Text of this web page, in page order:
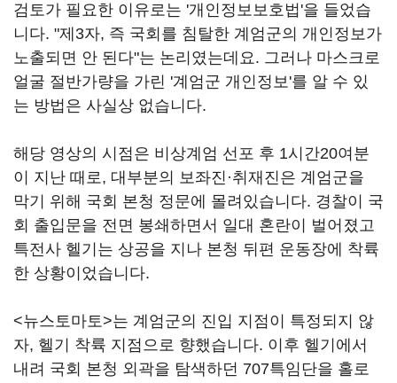
검토가 필요한 이유로는 '개인정보보호법'을 들었습
니다. "제3자, 즉 국회를 침탈한 계엄군의 개인정보가
노출되면 안 된다"는 논리였는데요. 그러나 마스크로
얼굴 절반가량을 가린 '계엄군 개인정보'를 알 수 있
는 방법은 사실상 없습니다.
해당 영상의 시점은 비상계엄 선포 후 1시간20여분
이 지난 때로, 대부분의 보좌진·취재진은 계엄군을
막기 위해 국회 본청 정문에 몰려있습니다. 경찰이 국
회 출입문을 전면 봉쇄하면서 일대 혼란이 벌어졌고
특전사 헬기는 상공을 지나 본청 뒤편 운동장에 착륙
한 상황이었습니다.
<뉴스토마토>는 계엄군의 진입 지점이 특정되지 않
자, 헬기 착륙 지점으로 향했습니다. 이후 헬기에서
내려 국회 본청 외곽을 탐색하던 707특임단을 홀로